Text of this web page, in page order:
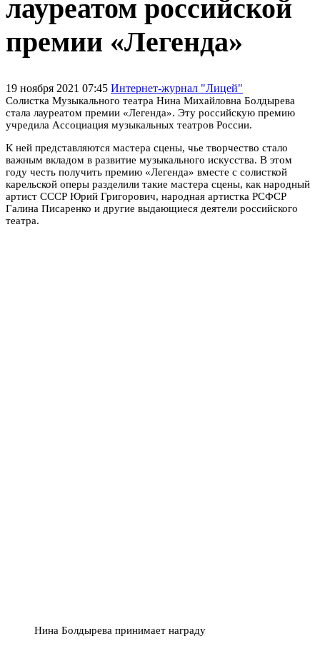
лауреатом российской
премии «Легенда»
19 ноября 2021 07:45 Интернет-журнал "Лицей"
Солистка Музыкального театра Нина Михайловна Болдырева
стала лауреатом премии «Легенда». Эту российскую премию
учредила Ассоциация музыкальных театров России.
К ней представляются мастера сцены, чье творчество стало
важным вкладом в развитие музыкального искусства. В этом
году честь получить премию «Легенда» вместе с солисткой
карельской оперы разделили такие мастера сцены, как народный
артист СССР Юрий Григорович, народная артистка РСФСР
Галина Писаренко и другие выдающиеся деятели российского
театра.
Нина Болдырева принимает награду